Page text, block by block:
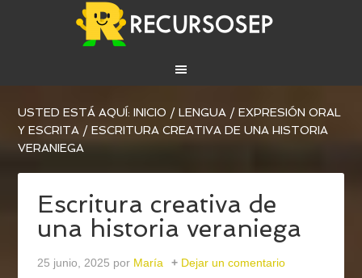
USTED ESTÁ AQUÍ:INICIO / LENGUA / EXPRESIÓN ORAL
Y ESCRITA / ESCRITURA CREATIVA DE UNA HISTORIA
VERANIEGA
Escritura creativa de
una historia veraniega
25 junio, 2025 por María Dejar un comentario